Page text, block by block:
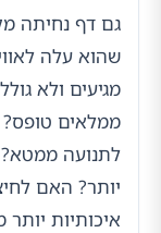
גם דף נחיתה
שהוא עלה
מגיעים ולא
ממלאים טופס?
לתנועה ממטא?
יותר? האם
איכותיות